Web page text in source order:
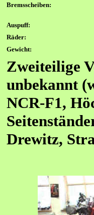
Bremsscheiben:
Auspuff:
Räder:
Gewicht:
Zweiteilige
unbekannt
NCR-F1,
Drewitz,